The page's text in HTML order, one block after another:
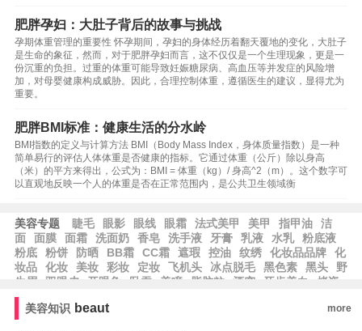
肥胖孕妇：大肚子背后的故事与挑战
孕期体重管理的重要性 怀孕期间，孕妇的身体经历着翻天覆地的变化，大肚子
是生命的象征，然而，对于肥胖孕妇而言，这不仅仅是一个生理现象，更是一
份沉重的负担。过重的体重可能导致妊娠糖尿病、高血压等并发症的风险增
加，对母婴健康构成威胁。因此，合理控制体重，遵循医生的建议，显得尤为
重要。
肥胖BMI标准：健康生活的分水岭
BMI指数的定义与计算方法 BMI（Body Mass Index，身体质量指数）是一种
简单易行的评估人体体重是否健康的指标。它通过体重（公斤）除以身高
（米）的平方来得出，公式为：BMI = 体重（kg）/ 身高^2（m）。这个数字可
以直观地反映一个人的体重是否在正常范围内，是公共卫生领域衡
美容专题 睫毛 眼影 眼线 眼霜 法式美甲 美甲 指甲油
洁
面
面膜 面霜 洗面奶 香皂 洗手液 牙膏 乳液 水乳
粉底液
粉底
粉饼 防晒 BB霜 CC霜 遮瑕 控油 纹绣 化妆品品牌
化
妆品
化妆 美妆 彩妆 定妆 飞机头 冰点脱毛 黑色素 黑头
野
生眉
双眼皮 开眼角 卧蚕 美瞳 脂肪粒 酒窝 牙齿美白
烤瓷
牙
美容知识 beaut more